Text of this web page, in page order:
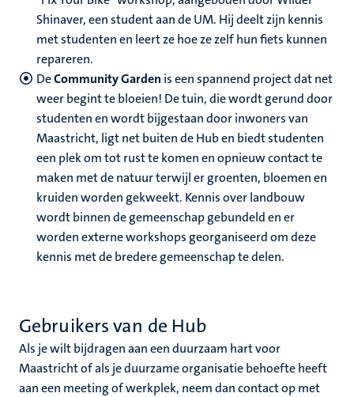
Shinaver, een student aan de UM. Hij deelt zijn kennis
met studenten en leert ze hoe ze zelf hun fiets kunnen
repareren.
DeCommunity Garden is een spannend project dat net
weer begint te bloeien! De tuin, die wordt gerund door
studenten en wordt bijgestaan door inwoners van
Maastricht, ligt net buiten de Hub en biedt studenten
een plek om tot rust te komen en opnieuw contact te
maken met de natuur terwijl er groenten, bloemen en
kruiden worden gekweekt. Kennis over landbouw
wordt binnen de gemeenschap gebundeld en er
worden externe workshops georganiseerd om deze
kennis met de bredere gemeenschap te delen.
Gebruikers van de Hub
Als je wilt bijdragen aan een duurzaam hart voor
Maastricht of als je duurzame organisatie behoefte heeft
aan een meeting of werkplek, neem dan contact op met